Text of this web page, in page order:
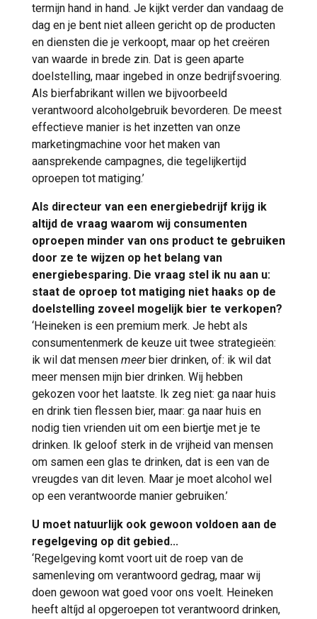
termijn hand in hand. Je kijkt verder dan vandaag de
dag en je bent niet alleen gericht op de producten
en diensten die je verkoopt, maar op het creëren
van waarde in brede zin. Dat is geen aparte
doelstelling, maar ingebed in onze bedrijfsvoering.
Als bierfabrikant willen we bijvoorbeeld
verantwoord alcoholgebruik bevorderen. De meest
effectieve manier is het inzetten van onze
marketingmachine voor het maken van
aansprekende campagnes, die tegelijkertijd
oproepen tot matiging.’
Als directeur van een energiebedrijf krijg ik
altijd de vraag waarom wij consumenten
oproepen minder van ons product te gebruiken
door ze te wijzen op het belang van
energiebesparing. Die vraag stel ik nu aan u:
staat de oproep tot matiging niet haaks op de
doelstelling zoveel mogelijk bier te verkopen?
‘Heineken is een premium merk. Je hebt als
consumentenmerk de keuze uit twee strategieën:
ik wil dat mensen meerbier drinken, of: ik wil dat
meer mensen mijn bier drinken. Wij hebben
gekozen voor het laatste. Ik zeg niet: ga naar huis
en drink tien flessen bier, maar: ga naar huis en
nodig tien vrienden uit om een biertje met je te
drinken. Ik geloof sterk in de vrijheid van mensen
om samen een glas te drinken, dat is een van de
vreugdes van dit leven. Maar je moet alcohol wel
op een verantwoorde manier gebruiken.’
U moet natuurlijk ook gewoon voldoen aan de
regelgeving op dit gebied...
‘Regelgeving komt voort uit de roep van de
samenleving om verantwoord gedrag, maar wij
doen gewoon wat goed voor ons voelt. Heineken
heeft altíjd al opgeroepen tot verantwoord drinken,